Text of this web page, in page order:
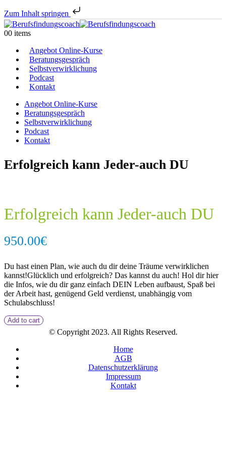
Zum Inhalt springen
00 items
Angebot Online-Kurse
Beratungsgespräch
Selbstverwirklichung
Podcast
Kontakt
Angebot Online-Kurse
Beratungsgespräch
Selbstverwirklichung
Podcast
Kontakt
Erfolgreich kann Jeder-auch DU
Erfolgreich kann Jeder-auch DU
950.00€
Du hast einen Plan, wie auch du dir deine Träume verwirklichen
kannst!Glücklich und erfolgreich? Das kannst du auch! Hol dir hier
die Infos, wie du dir ganz einfach DEIN Leben aufbaust, Spaß bei
der Arbeit hast, genügend Geld verdienst, unabhängig vom
Schulabschluss!
Add to cart
© Copyright 2023. All Rights Reserved.
Home
AGB
Datenschutzerklärung
Impressum
Kontakt